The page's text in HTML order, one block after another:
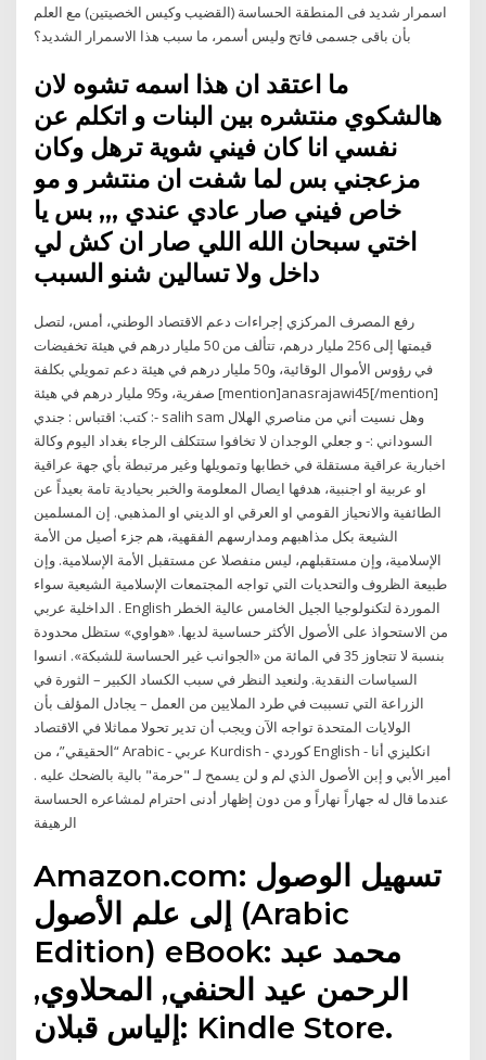
اسمرار شديد فى المنطقة الحساسة (القضيب وكيس الخصيتين) مع العلم
بأن باقى جسمى فاتح وليس أسمر، ما سبب هذا الاسمرار الشديد؟
ما اعتقد ان هذا اسمه تشوه لان
هالشكوي منتشره بين البنات و اتكلم عن
نفسي انا كان فيني شوية ترهل وكان
مزعجني بس لما شفت ان منتشر و مو
خاص فيني صار عادي عندي ,,, بس يا
اختي سبحان الله اللي صار ان كش لي
داخل ولا تسالين شنو السبب
رفع المصرف المركزي إجراءات دعم الاقتصاد الوطني، أمس، لتصل
قيمتها إلى 256 مليار درهم، تتألف من 50 مليار درهم في هيئة تخفيضات
في رؤوس الأموال الوقائية، و50 مليار درهم في هيئة دعم تمويلي بكلفة
صفرية، و95 مليار درهم في هيئة [mention]anasrajawi45[/mention]
كتب: اقتباس : جندي :- salih sam وهل نسيت أني من مناصري الهلال
السوداني :- و جعلي الوجدان لا تخافوا ستتكلف الرجاء بغداد اليوم وكالة
اخبارية عراقية مستقلة في خطابها وتمويلها وغير مرتبطة بأي جهة عراقية
او عربية او اجنبية، هدفها ايصال المعلومة والخبر بحيادية تامة بعيداً عن
الطائفية والانحياز القومي او العرقي او الديني او المذهبي. إن المسلمين
الشيعة بكل مذاهبهم ومدارسهم الفقهية، هم جزء أصيل من الأمة
الإسلامية، وإن مستقبلهم، ليس منفصلا عن مستقبل الأمة الإسلامية. وإن
طبيعة الظروف والتحديات التي تواجه المجتمعات الإسلامية الشيعية سواء
الداخلية عربي . English الموردة لتكنولوجيا الجيل الخامس عالية الخطر
من الاستحواذ على الأصول الأكثر حساسية لديها. «هواوي» ستظل محدودة
بنسبة لا تتجاوز 35 في المائة من «الجوانب غير الحساسة للشبكة». انسوا
السياسات النقدية. ولنعيد النظر في سبب الكساد الكبير – الثورة في
الزراعة التي تسببت في طرد الملايين من العمل – يجادل المؤلف بأن
الولايات المتحدة تواجه الآن ويجب أن تدير تحولا مماثلا في الاقتصاد
“الحقيقي”، من Arabic - عربي Kurdish - كوردي English - انكليزي أنا
أمير الأبي و إبن الأصول الذي لم و لن يسمح لـ "حرمة" بالية بالضحك عليه .
عندما قال له جهاراً نهاراً و من دون إظهار أدنى احترام لمشاعره الحساسة
الرهيفة
Amazon.com: ‫تسهيل الوصول
إلى علم الأصول‬ (Arabic
Edition) eBook: محمد عبد
الرحمن عيد الحنفي, المحلاوي,
إلياس قبلان: Kindle Store.